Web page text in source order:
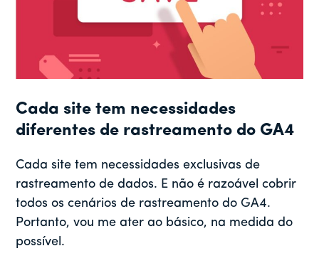
Cada site tem necessidades
diferentes de rastreamento do GA4
Cada site tem necessidades exclusivas de
rastreamento de dados. E não é razoável cobrir
todos os cenários de rastreamento do GA4.
Portanto, vou me ater ao básico, na medida do
possível.